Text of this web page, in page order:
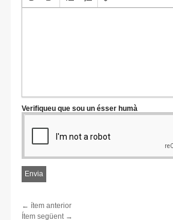
Verifiqueu que sou un ésser humà
← ítem anterior
Ítem següent →